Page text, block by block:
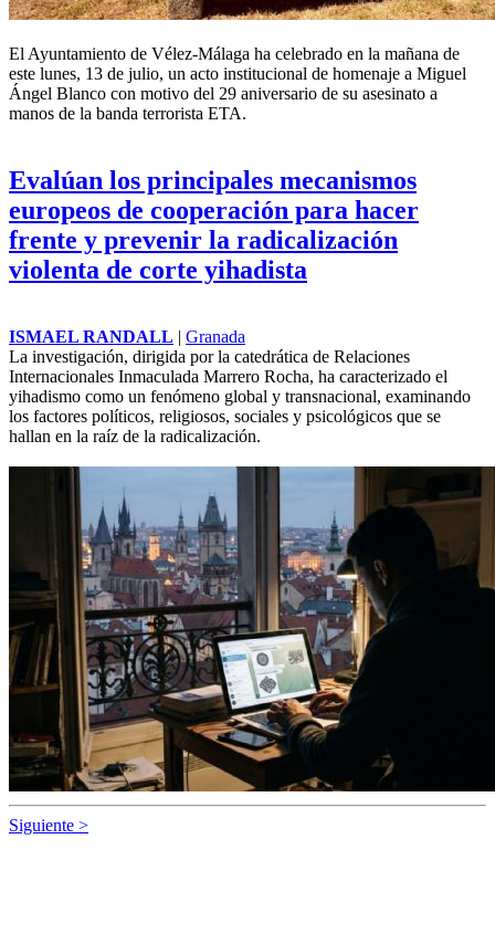
El Ayuntamiento de Vélez-Málaga ha celebrado en la mañana de
este lunes, 13 de julio, un acto institucional de homenaje a Miguel
Ángel Blanco con motivo del 29 aniversario de su asesinato a
manos de la banda terrorista ETA.
Evalúan los principales mecanismos
europeos de cooperación para hacer
frente y prevenir la radicalización
violenta de corte yihadista
ISMAEL RANDALL | Granada
La investigación, dirigida por la catedrática de Relaciones
Internacionales Inmaculada Marrero Rocha, ha caracterizado el
yihadismo como un fenómeno global y transnacional, examinando
los factores políticos, religiosos, sociales y psicológicos que se
hallan en la raíz de la radicalización.
Siguiente >